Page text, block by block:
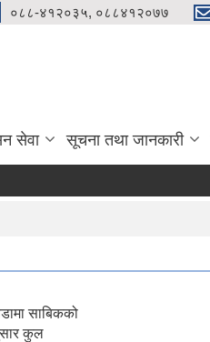
०८८-४१२०३५, ०८८४१२०७७
सेवा सूचना तथा जानकारी
साबिकको
कुल